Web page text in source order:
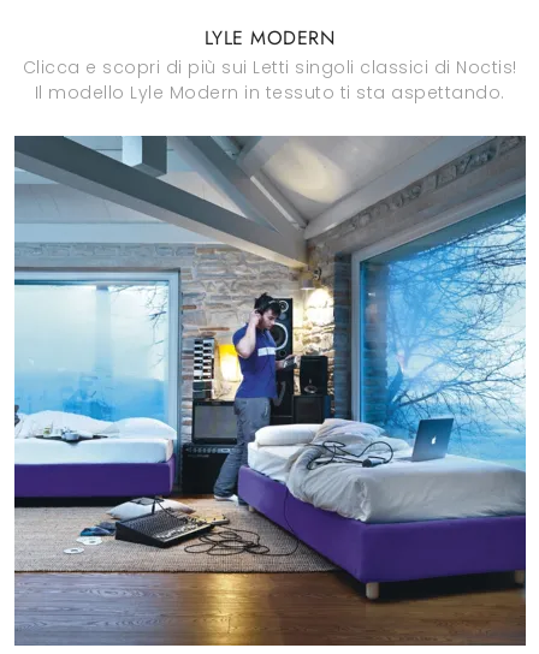
LYLE MODERN
Clicca e scopri di più sui Letti singoli classici di Noctis!
Il modello Lyle Modern in tessuto ti sta aspettando.